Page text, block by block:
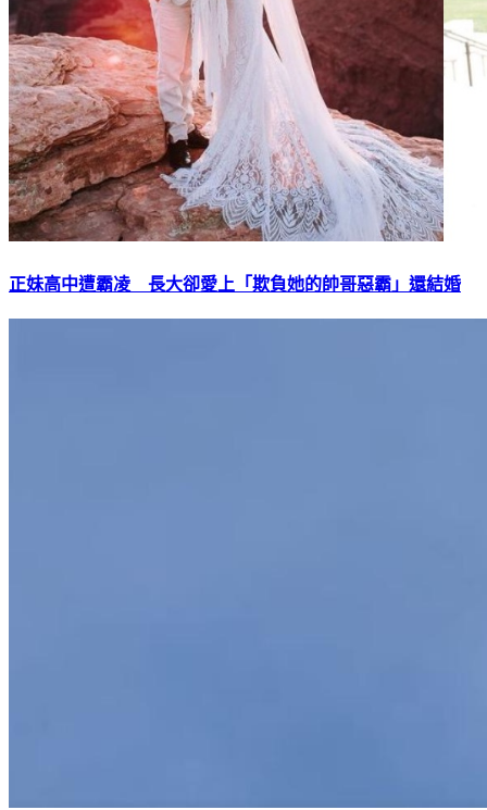
正妹高中遭霸凌 長大卻愛上「欺負她的帥哥惡霸」還結婚